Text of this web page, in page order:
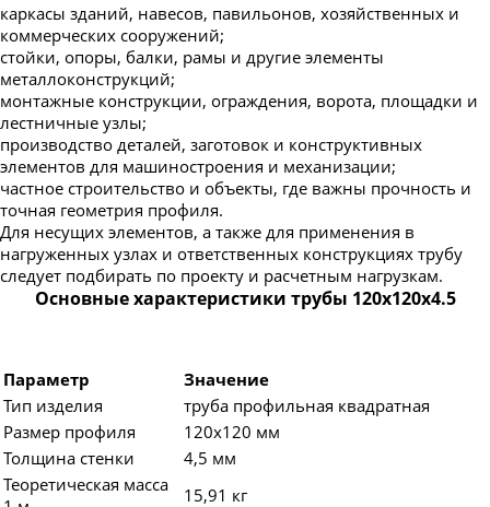
каркасы зданий, навесов, павильонов, хозяйственных и
коммерческих сооружений;
стойки, опоры, балки, рамы и другие элементы
металлоконструкций;
монтажные конструкции, ограждения, ворота, площадки и
лестничные узлы;
производство деталей, заготовок и конструктивных
элементов для машиностроения и механизации;
частное строительство и объекты, где важны прочность и
точная геометрия профиля.
Для несущих элементов, а также для применения в
нагруженных узлах и ответственных конструкциях трубу
следует подбирать по проекту и расчетным нагрузкам.
Основные характеристики трубы 120х120х4.5
Параметр
Значение
Тип изделия
труба профильная квадратная
Размер профиля
120х120 мм
Толщина стенки
4,5 мм
Теоретическая масса
15,91 кг